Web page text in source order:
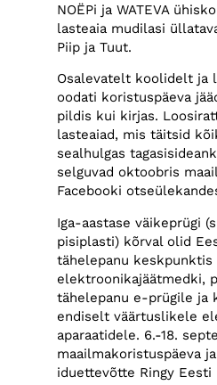
NOËPi ja WATEVA
lasteaia mudilasi
Piip ja Tuut.
Osalevatelt koolidelt ja
oodati koristuspäeva
pildis kui kirjas.
lasteaiad, mis täitsid
sealhulgas
selguvad oktoobris
Facebooki
Iga-aastase väikeprügi
pisiplasti) kõrval olid
tähelepanu keskpunktis
elektroonikajäätmedki,
tähelepanu e-prügile ja
endiselt väärtuslikele
aparaatidele. 6.-18.
maailmakoristuspäeva
iduettevõtte Ringy